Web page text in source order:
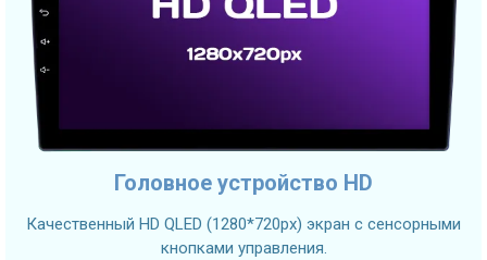
Головное устройство HD
Качественный HD QLED (1280*720px) экран с сенсорными
кнопками управления.